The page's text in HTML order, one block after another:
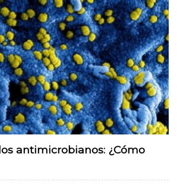
antimicrobianos: ¿Cómo